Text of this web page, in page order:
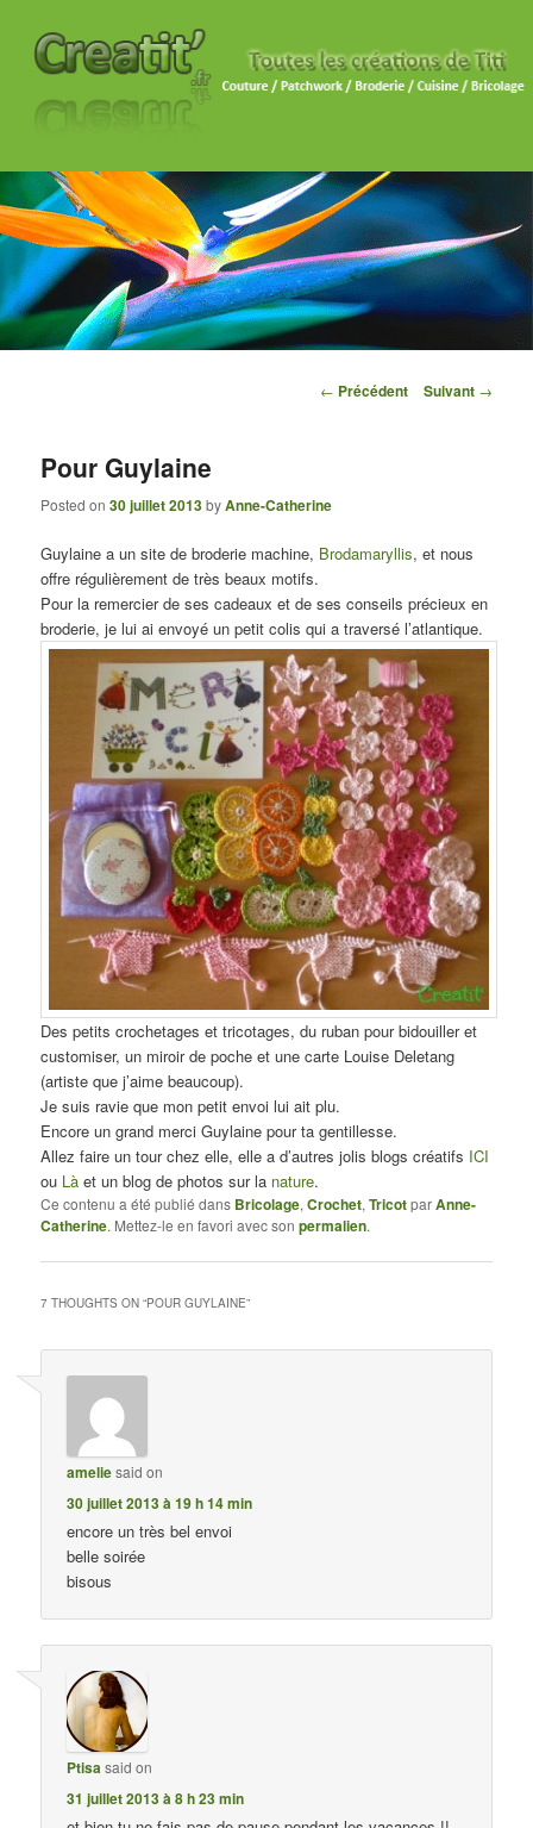
Navigation des articles
← Précédent Suivant →
Pour Guylaine
Posted on30 juillet 2013byAnne-Catherine
Guylaine a un site de broderie machine, Brodamaryllis, et nous
offre régulièrement de très beaux motifs.
Pour la remercier de ses cadeaux et de ses conseils précieux en
broderie, je lui ai envoyé un petit colis qui a traversé l’atlantique.
Des petits crochetages et tricotages, du ruban pour bidouiller et
customiser, un miroir de poche et une carte Louise Deletang
(artiste que j’aime beaucoup).
Je suis ravie que mon petit envoi lui ait plu.
Encore un grand merci Guylaine pour ta gentillesse.
Allez faire un tour chez elle, elle a d’autres jolis blogs créatifs ICI
ou Là et un blog de photos sur la nature.
Ce contenu a été publié dans Bricolage,Crochet,TricotparAnne-
Catherine. Mettez-le en favori avec sonpermalien.
7 THOUGHTS ON “POUR GUYLAINE”
ameliesaid on
30 juillet 2013 à 19 h 14 min
encore un très bel envoi
belle soirée
bisous
Ptisasaid on
31 juillet 2013 à 8 h 23 min